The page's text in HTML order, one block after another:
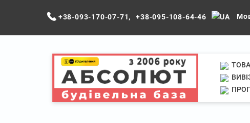
+38-093-170-07-71, +38-095-108-64-46